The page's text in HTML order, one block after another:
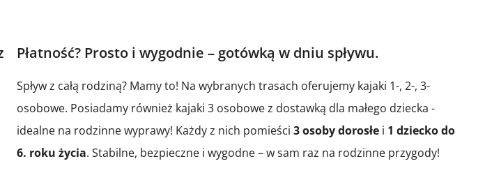
Płatność? Prosto i wygodnie – gotówką w dniu spływu.
Spływ z całą rodziną? Mamy to! Na wybranych trasach oferujemy kajaki 1-, 2-, 3-
osobowe. Posiadamy również kajaki 3 osobowe z dostawką dla małego dziecka -
idealne na rodzinne wyprawy! Każdy z nich pomieści 3 osoby dorosłe i 1 dziecko do
6. roku życia. Stabilne, bezpieczne i wygodne – w sam raz na rodzinne przygody!